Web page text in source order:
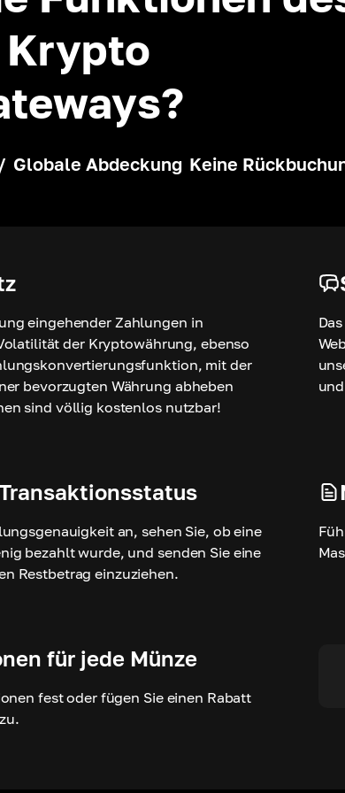
/ Globale Abdeckung Keine
eingehender Zahlungen in
der Kryptowährung, ebenso
mit der
bevorzugten Währung abheben
sind völlig kostenlos nutzbar!
an, sehen Sie, ob eine
bezahlt wurde, und senden Sie eine
Restbetrag einzuziehen.
für jede Münze
fest oder fügen Sie einen Rabatt